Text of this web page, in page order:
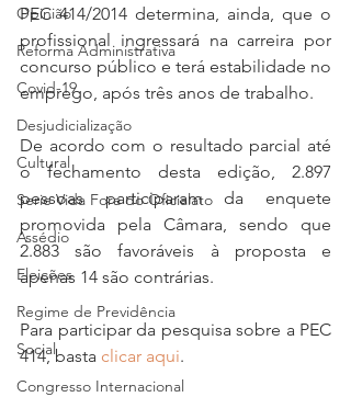
Opinião
Reforma Administrativa
Covid-19
Desjudicialização
Cultural
Serie Vida Fora do Oficialato
Assédio
Eleições
Regime de Previdência
Social
Congresso Internacional
PEC 414/2014 determina, ainda, que o
profissional ingressará na carreira por
concurso público e terá estabilidade no
emprego, após três anos de trabalho.
De acordo com o resultado parcial até
o fechamento desta edição, 2.897
pessoas participaram da enquete
promovida pela Câmara, sendo que
2.883 são favoráveis à proposta e
apenas 14 são contrárias.
Para participar da pesquisa sobre a PEC
414, basta clicar aqui.